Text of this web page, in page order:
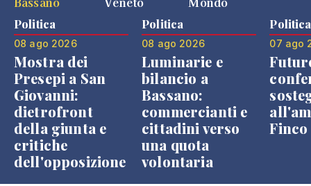
Politica
08 ago 2026
Mostra dei
Presepi a San
Giovanni:
dietrofront
della giunta e
critiche
dell'opposizione
Politica
08 ago 2026
Luminarie e
bilancio a
Bassano:
commercianti e
cittadini verso
una quota
volontaria
Politica
07 ago
Finco